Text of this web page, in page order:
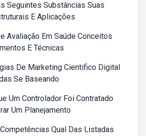
Seguintes Substâncias Suas
E Aplicações
Avaliação Em Saúde Conceitos
E Técnicas
De Marketing Cientifico Digital
Se Baseando
Um Controlador Foi Contratado
Um Planejamento
Qual Das Listadas